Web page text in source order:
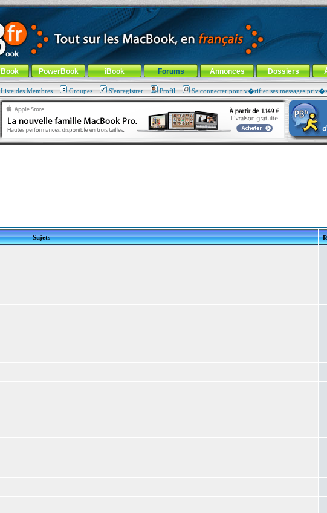
!
général-Aller au menu de la rubrique
PowerBook iBook Forums Annonces Dossiers
Liste des Membres Groupes S'enregistrer Profil Se connecter pour v�rifier ses messages priv�s
Sujets